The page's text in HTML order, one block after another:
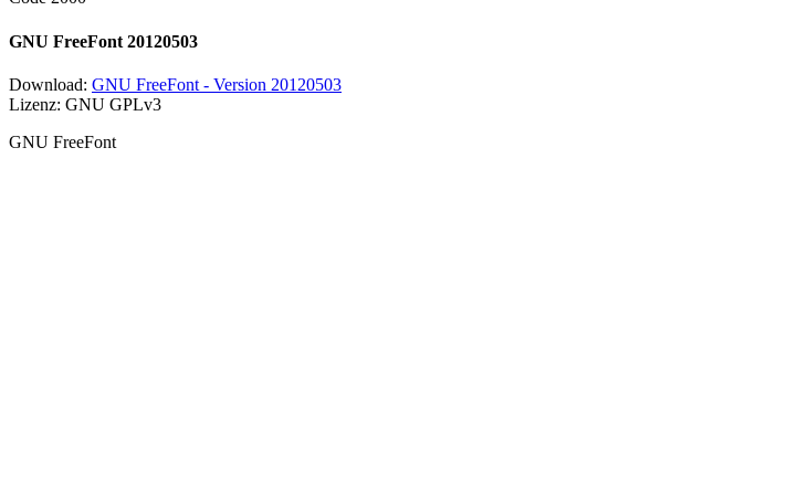
GNU FreeFont 20120503
Download: GNU FreeFont - Version 20120503
Lizenz: GNU GPLv3
GNU FreeFont